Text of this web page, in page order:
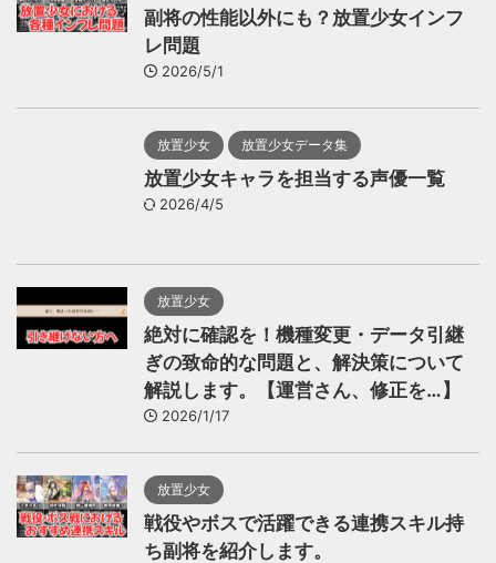
副将の性能以外にも？放置少女インフ
レ問題
2026/5/1
放置少女 放置少女データ集
放置少女キャラを担当する声優一覧
2026/4/5
放置少女
絶対に確認を！機種変更・データ引継
ぎの致命的な問題と、解決策について
解説します。【運営さん、修正を…】
2026/1/17
放置少女
戦役やボスで活躍できる連携スキル持
ち副将を紹介します。